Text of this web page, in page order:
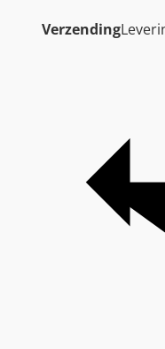
Verzending